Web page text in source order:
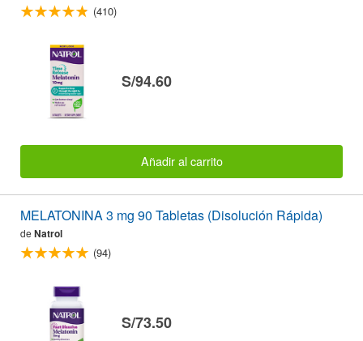
(410)
S/94.60
Añadir al carrito
MELATONINA 3 mg 90 Tabletas (Disolución Rápida)
de Natrol
(94)
S/73.50